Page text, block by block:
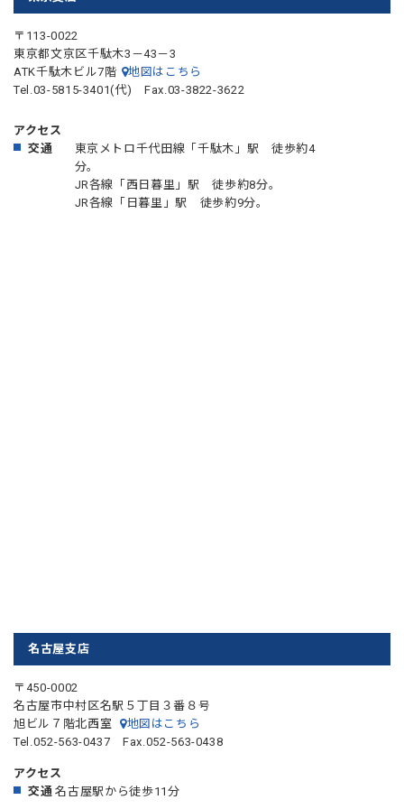
〒113-0022
東京都文京区千駄木3－43－3
ATK千駄木ビル7階
地図はこちら
Tel.03-5815-3401(代) Fax.03-3822-3622
アクセス
交通
東京メトロ千代田線「千駄木」駅 徒歩約4
分。
JR各線「西日暮里」駅 徒歩約8分。
JR各線「日暮里」駅 徒歩約9分。
名古屋支店
〒450-0002
名古屋市中村区名駅５丁目３番８号
旭ビル７階北西室
地図はこちら
Tel.052-563-0437 Fax.052-563-0438
アクセス
交通 名古屋駅から徒歩11分